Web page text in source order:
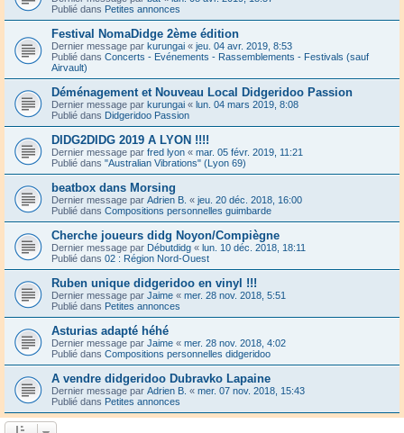
Publié dans Petites annonces
Festival NomaDidge 2ème édition
Dernier message par kurungai « jeu. 04 avr. 2019, 8:53
Publié dans Concerts - Evénements - Rassemblements - Festivals (sauf
Airvault)
Déménagement et Nouveau Local Didgeridoo Passion
Dernier message par kurungai « lun. 04 mars 2019, 8:08
Publié dans Didgeridoo Passion
DIDG2DIDG 2019 A LYON !!!!
Dernier message par fred lyon « mar. 05 févr. 2019, 11:21
Publié dans "Australian Vibrations" (Lyon 69)
beatbox dans Morsing
Dernier message par Adrien B. « jeu. 20 déc. 2018, 16:00
Publié dans Compositions personnelles guimbarde
Cherche joueurs didg Noyon/Compiègne
Dernier message par Débutdidg « lun. 10 déc. 2018, 18:11
Publié dans 02 : Région Nord-Ouest
Ruben unique didgeridoo en vinyl !!!
Dernier message par Jaime « mer. 28 nov. 2018, 5:51
Publié dans Petites annonces
Asturias adapté héhé
Dernier message par Jaime « mer. 28 nov. 2018, 4:02
Publié dans Compositions personnelles didgeridoo
A vendre didgeridoo Dubravko Lapaine
Dernier message par Adrien B. « mer. 07 nov. 2018, 15:43
Publié dans Petites annonces